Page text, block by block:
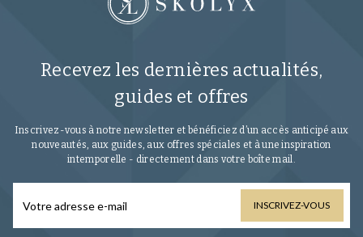
Recevez les dernières actualités,
guides et offres
Inscrivez-vous à notre newsletter et bénéficiez d’un accès anticipé aux
nouveautés, aux guides, aux offres spéciales et à une inspiration
intemporelle - directement dans votre boîte mail.
INSCRIVEZ-VOUS